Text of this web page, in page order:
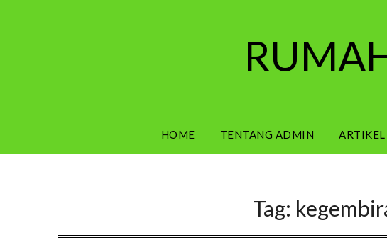
HOME TENTANG ADMIN ARTIKEL
Tag: